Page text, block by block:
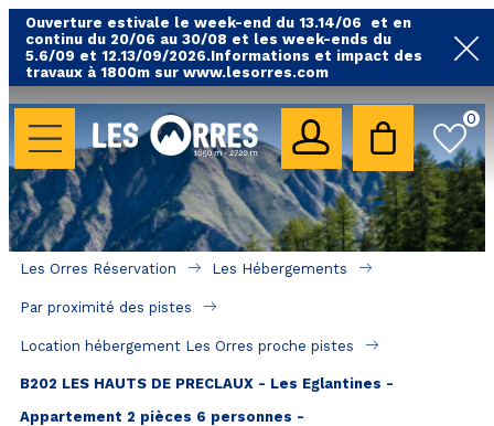
Ouverture estivale le week-end du 13.14/06 et en
continu du 20/06 au 30/08 et les week-ends du
5.6/09 et 12.13/09/2026.Informations et impact des
travaux à 1800m sur www.lesorres.com
0
LES HÉBERGEMENTS
Toutes nos locations
Hébergements avec piscine
Hébergements labellisés qualité
A proximité des remontées mécaniques ( VTT,
Hôtels - Chambres d'Hôtes & SPA
Les Orres Réservation Les Hébergements
Par proximité des pistes
Location hébergement Les Orres proche pistes
B202 LES HAUTS DE PRECLAUX - Les Eglantines -
Appartement 2 pièces 6 personnes -